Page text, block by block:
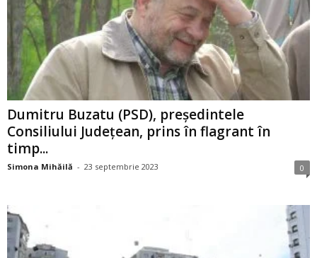
Dumitru Buzatu (PSD), președintele
Consiliului Județean, prins în flagrant în
timp...
Simona Mihăilă - 23 septembrie 2023 0